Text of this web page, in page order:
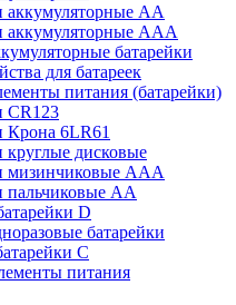
аккумуляторные АА
аккумуляторные ААА
батарейки
для батареек
питания (батарейки)
CR123
Крона 6LR61
круглые дисковые
мизинчиковые ААА
пальчиковые АА
D
батарейки
C
питания